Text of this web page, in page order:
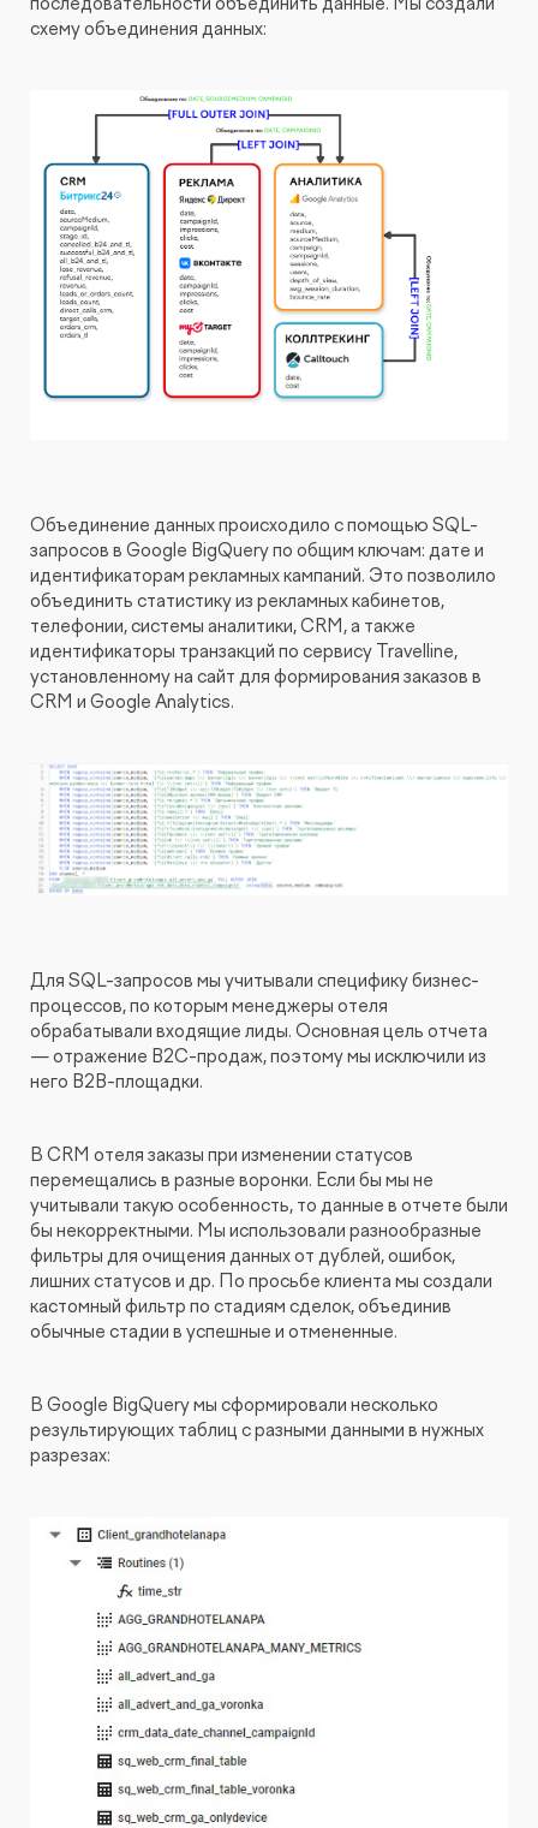
схему объединения данных:
Объединение данных происходило с помощью SQL-
запросов в Google BigQuery по общим ключам: дате и
идентификаторам рекламных кампаний. Это позволило
объединить статистику из рекламных кабинетов,
телефонии, системы аналитики, CRM, а также
идентификаторы транзакций по сервису Travelline,
установленному на сайт для формирования заказов в
CRM и Google Analytics.
Для SQL-запросов мы учитывали специфику бизнес-
процессов, по которым менеджеры отеля
обрабатывали входящие лиды. Основная цель отчета
— отражение B2C-продаж, поэтому мы исключили из
него B2B-площадки.
В CRM отеля заказы при изменении статусов
перемещались в разные воронки. Если бы мы не
учитывали такую особенность, то данные в отчете были
бы некорректными. Мы использовали разнообразные
фильтры для очищения данных от дублей, ошибок,
лишних статусов и др. По просьбе клиента мы создали
кастомный фильтр по стадиям сделок, объединив
обычные стадии в успешные и отмененные.
В Google BigQuery мы сформировали несколько
результирующих таблиц с разными данными в нужных
разрезах: